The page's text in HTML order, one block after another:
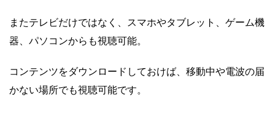
またテレビだけではなく、スマホやタブレット、ゲーム機
器、パソコンからも視聴可能。
コンテンツをダウンロードしておけば、移動中や電波の届
かない場所でも視聴可能です。